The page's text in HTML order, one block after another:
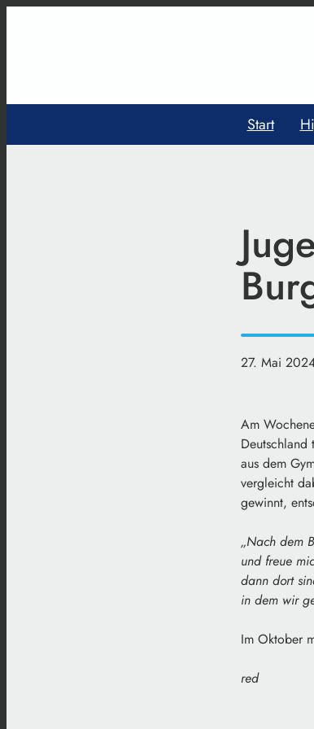
Start
27. Mai
Am
aus dem
vergleicht
gewinnt,
„Nach dem
und freue
dann dort
in dem wir
Im Oktober
red